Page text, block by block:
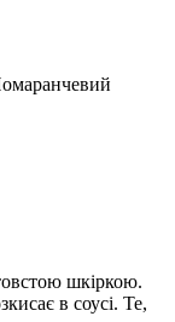
шкіркою.
в соусі. Те,